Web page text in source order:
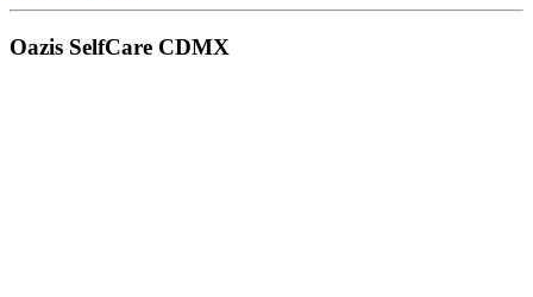
Oazis SelfCare CDMX